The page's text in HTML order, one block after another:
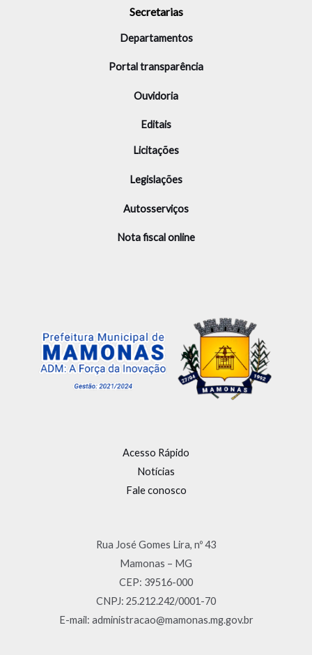
Secretarias
Departamentos
Portal transparência
Ouvidoria
Editais
Licitações
Legislações
Autosserviços
Nota fiscal online
Acesso Rápido
Notícias
Fale conosco
Rua José Gomes Lira, nº 43
Mamonas – MG
CEP: 39516-000
CNPJ: 25.212.242/0001-70
E-mail: administracao@mamonas.mg.gov.br